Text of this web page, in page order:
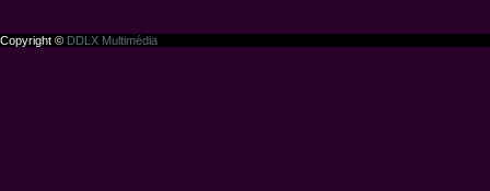
Copyright © DDLX Multimédia